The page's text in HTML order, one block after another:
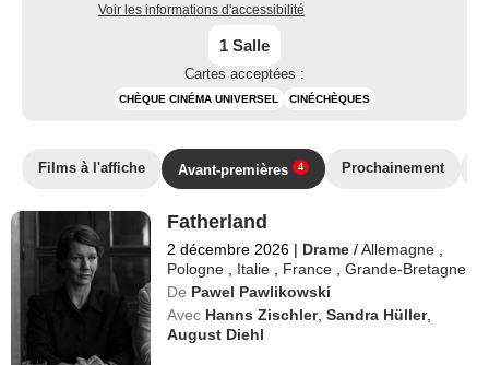
Voir les informations d'accessibilité
1 Salle
Cartes acceptées :
CHÈQUE CINÉMA UNIVERSEL CINÉCHÈQUES
Films à l'affiche Avant-premières 4 Prochainement
Fatherland
2 décembre 2026 | Drame / Allemagne
Pologne
Italie France ,Grande-Bretagne
De Pawel Pawlikowski
Avec Hanns Zischler,Sandra Hüller,
August Diehl